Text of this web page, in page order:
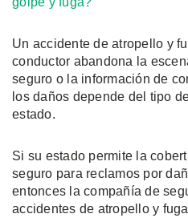
Un accidente de atropello y
conductor abandona la
seguro o la información de
los daños depende del tipo
estado.
Si su estado permite la
seguro para reclamos por
entonces la compañía de
accidentes de atropello y